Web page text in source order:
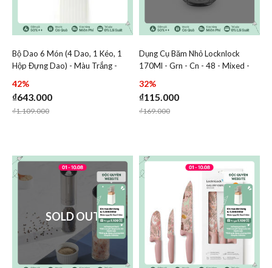
Add Bộ Dao 6 Món (4 Dao, 1 Kéo, 1 Hộp Đựng Dao) -
Add Bộ Dao 6 Món (4 Dao, 1 Kéo, 1 Hộp
Bộ Dao 6 Món (4 Dao, 1 Kéo, 1
Hộp Đựng Dao) - Màu Trắng -
42%
₫643.000
Price reduced from
₫1.109.000to
Add Dụng Cụ Băm Nhỏ
Add Dụng
Dụng Cụ Băm Nhỏ Locknlock
170Ml - Grn - Cn - 48 - Mixed -
32%
₫115.000
Price reduced from
₫169.000to
SOLD OUT